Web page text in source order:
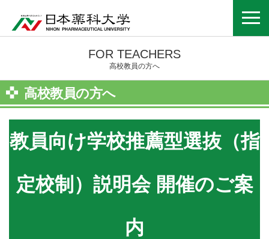
FOR TEACHERS
高校教員の方へ
高校教員の方へ
教員向け学校推薦型選抜（指
定校制）説明会 開催のご案
内